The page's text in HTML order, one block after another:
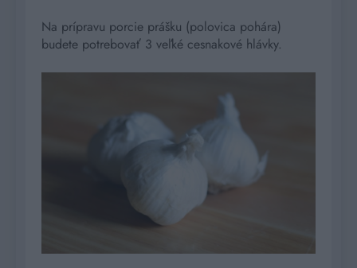
Na prípravu porcie prášku (polovica pohára)
budete potrebovať 3 veľké cesnakové hlávky.